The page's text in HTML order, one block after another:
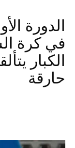
الدورة
في كرة
الكبار
حارقة